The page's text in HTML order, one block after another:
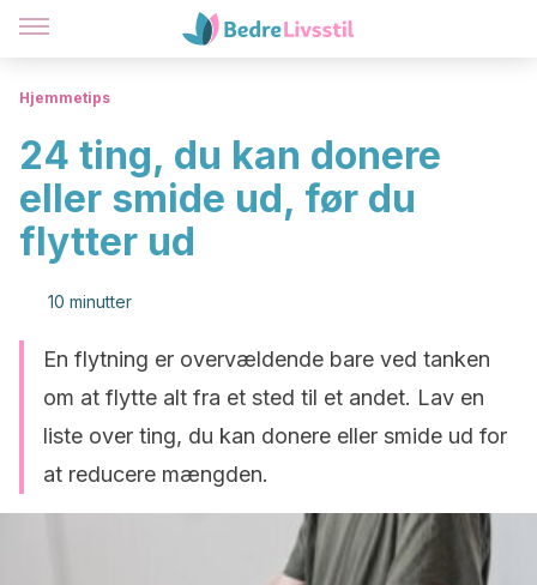
Hjemmetips
24 ting, du kan donere
eller smide ud, før du
flytter ud
10 minutter
En flytning er overvældende bare ved tanken
om at flytte alt fra et sted til et andet. Lav en
liste over ting, du kan donere eller smide ud for
at reducere mængden.